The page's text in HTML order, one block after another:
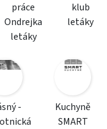
práce
Ondrejka
letáky
klub
letáky
-
Kuchyně
SMART